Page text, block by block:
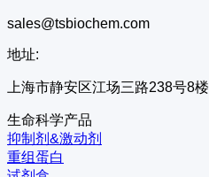
sales@tsbiochem.com
地址:
上海市静安区江场三路238号8楼
生命科学产品
抑制剂&激动剂
重组蛋白